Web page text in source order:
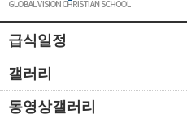
급식일정
갤러리
동영상갤러리